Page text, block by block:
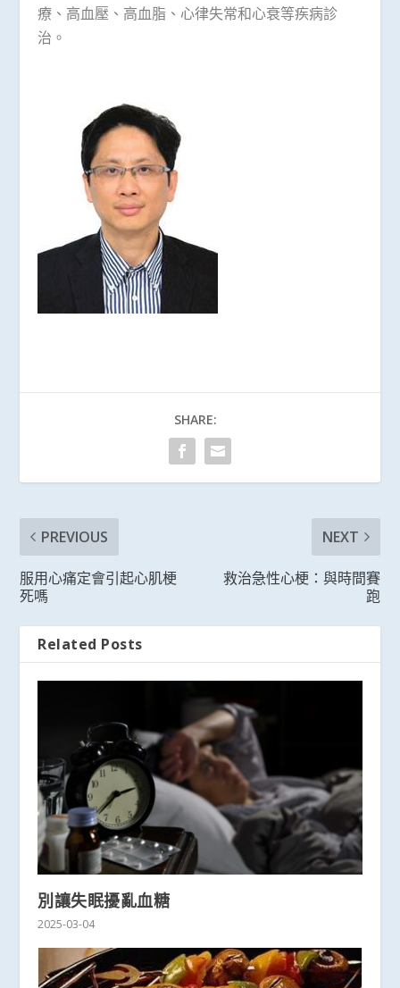
療、高血壓、高血脂、心律失常和心衰等疾病診
治。
SHARE:
PREVIOUS
服用心痛定會引起心肌梗
死嗎
NEXT
救治急性心梗：與時間賽
跑
Related Posts
別讓失眠擾亂血糖
2025-03-04